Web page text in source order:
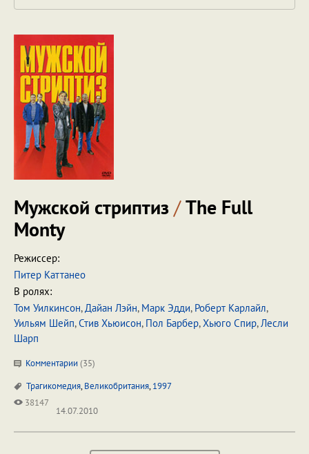
Мужской стриптиз/The Full
Monty
Режиссер:
Питер Каттанео
В ролях:
Том Уилкинсон,Дайан Лэйн, Марк Эдди, Роберт Карлайл,
Уильям Шейп,Стив Хьюисон, Пол Барбер,Хьюго Спир,Лесли
Шарп
Комментарии (35)
Трагикомедия,Великобритания,1997
38147
14.07.2010